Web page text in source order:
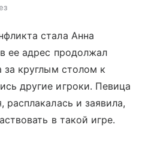
стала Анна
ее адрес продолжал
за круглым столом к
другие игроки. Певица
и заявила,
в такой игре.